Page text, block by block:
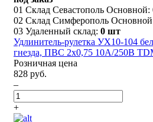
01 Склад Севастополь Основной:
02 Склад Симферополь
03 Удаленный склад: 0 шт
Удлинитель-рулетка УХ10-104
гнезда, ПВС 2х0,75 10А/250В
Розничная цена
828 руб.
–
+